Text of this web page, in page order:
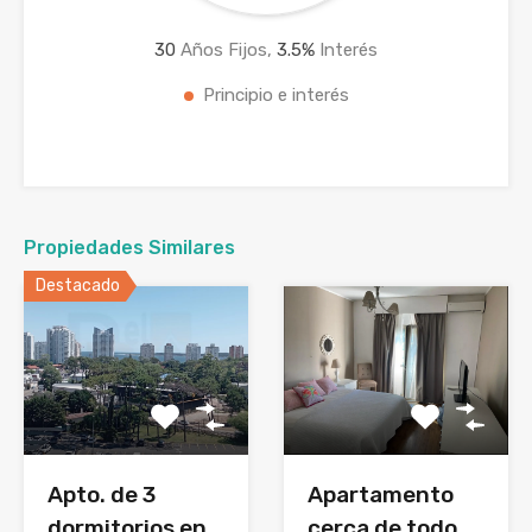
30 Años Fijos, 3.5% Interés
Principio e interés
Propiedades Similares
Destacado
Apto. de 3
Apartamento